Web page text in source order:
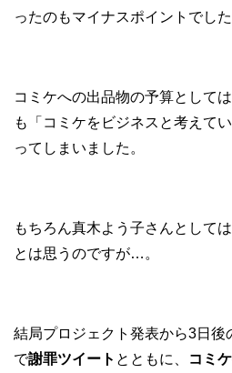
ったのもマイナスポイントでした
コミケへの出品物の予算として
も「コミケをビジネスと考えて
ってしまいました。
もちろん真木よう子さんとして
とは思うのですが…。
結局プロジェクト発表から3日後
で謝罪ツイート とともに、
コミ